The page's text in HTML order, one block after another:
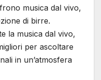
musica dal vivo,
di birre.
la musica dal vivo,
per ascoltare
in un’atmosfera